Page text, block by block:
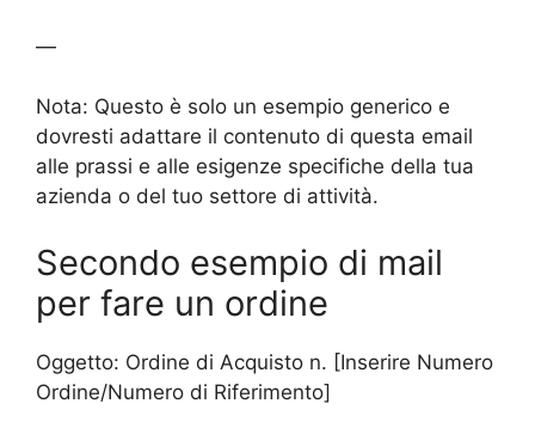
—
Nota: Questo è solo un esempio generico e
dovresti adattare il contenuto di questa email
alle prassi e alle esigenze specifiche della tua
azienda o del tuo settore di attività.
Secondo esempio di mail
per fare un ordine
Oggetto: Ordine di Acquisto n. [Inserire Numero
Ordine/Numero di Riferimento]